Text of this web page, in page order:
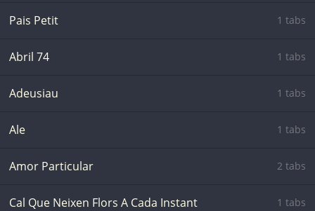
Pais Petit 1 tabs
Abril 74 1 tabs
Adeusiau 1 tabs
Ale 1 tabs
Amor Particular 2 tabs
Cal Que Neixen Flors A Cada Instant 1 tabs